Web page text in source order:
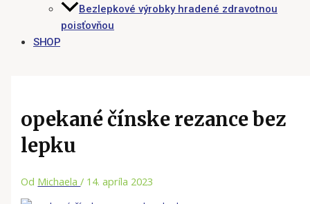
Bezlepkové výrobky hradené zdravotnou
poisťovňou
SHOP
opekané čínske rezance bez
lepku
Od Michaela/ 14. apríla 2023